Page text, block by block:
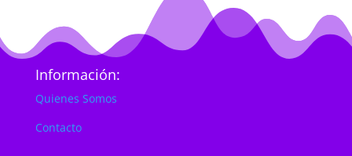
Información:
Quienes Somos
Contacto